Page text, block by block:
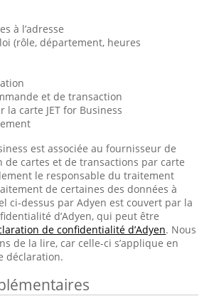
à l’adresse
(rôle, département, heures
et de transaction
la carte JET for Business
est associée au fournisseur de
de cartes et de transactions par carte
le responsable du traitement
de certaines des données à
ci-dessus par Adyen est couvert par la
d’Adyen, qui peut être
de confidentialité d’Adyen. Nous
de la lire, car celle-ci s’applique en
déclaration.